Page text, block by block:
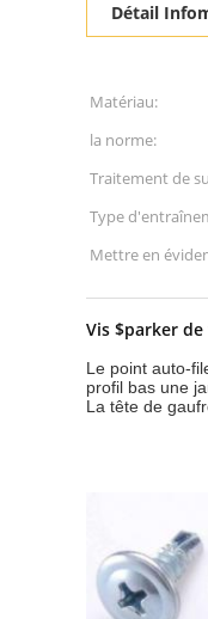
Détail
Matériau:
la norme:
Traitement de
Type
Mettre en
Vis $parker
Le point auto-
profil bas une
La tête de